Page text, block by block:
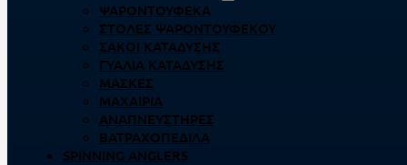
ΨΑΡΟΝΤΟΎΦΕΚΑ
ΣΤΟΛΈΣ ΨΑΡΟΝΤΟΎΦΕΚΟΥ
ΣΆΚΟΙ ΚΑΤΆΔΥΣΗΣ
ΓΥΑΛΙΆ ΚΑΤΆΔΥΣΗΣ
ΜΆΣΚΕΣ
ΜΑΧΑΊΡΙΑ
ΑΝΑΠΝΕΥΣΤΉΡΕΣ
ΒΑΤΡΑΧΟΠΈΔΙΛΑ
SPINNING ANGLERS